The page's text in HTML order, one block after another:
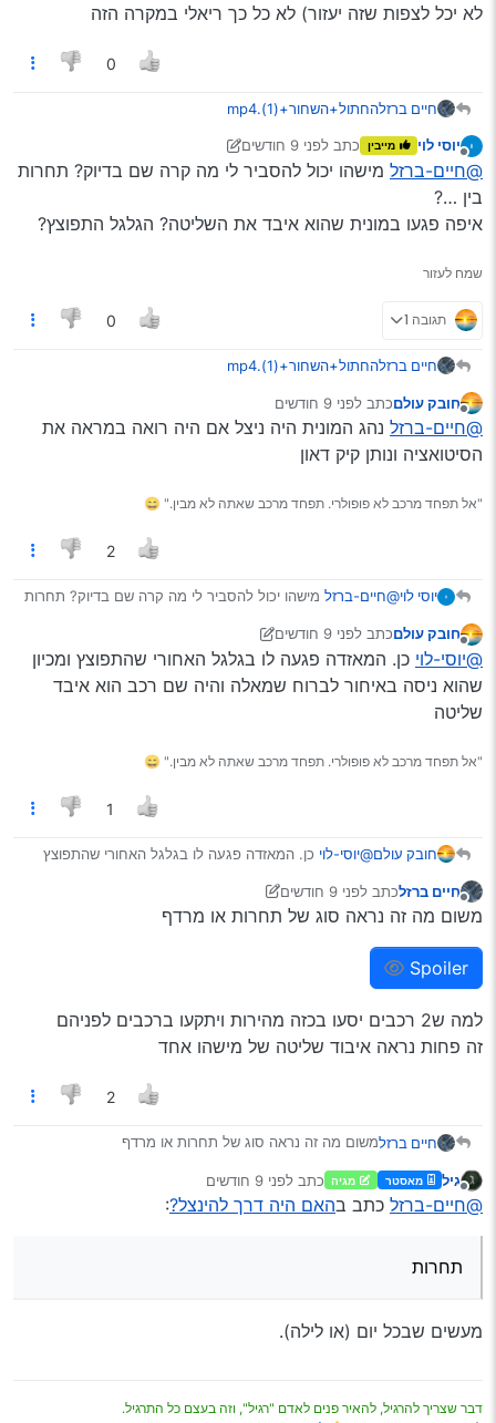
לא יכל לצפות שזה יעזור) לא כל כך ריאלי במקרה הזה
0
חיים ברזלהחתול+השחור+(1).mp4
להורדה
הציבור מוזמן לכתוב את המסקנות והלקחים שלו ממה
היה לנהגים שכאן איך לברוח מזה?
יוסי לוי מייבין כתב לפני 9 חודשים
נערך לאחרונה על ידי יוסי לוי
@חיים-ברזל מישהו יכול להסביר לי מה קרה שם בדיוק? תחרות
בין …?
איפה פגעו במונית שהוא איבד את השליטה? הגלגל התפוצץ?
שמח לעזור
תגובה 1 0
חיים ברזלהחתול+השחור+(1).mp4
להורדה
הציבור מוזמן לכתוב את המסקנות והלקחים שלו ממה
שרואים פה
מנותק
חובק עולםכתב לפני 9 חודשים
נערך לאחרונה על ידי
@חיים-ברזל נהג המונית היה ניצל אם היה רואה במראה את
הסיטואציה ונותן קיק דאון
"אל תפחד מרכב לא פופולרי. תפחד מרכב שאתה לא מבין." 😄
2
יוסי לוי@חיים-ברזל מישהו יכול להסביר לי מה קרה שם בדיוק? תחרות
איפה פגעו במונית שהוא איבד את השליטה? הגלגל התפוצץ?חובק עולםכתב לפני 9 חודשים
נערך לאחרונה על ידי חובק עולם
@יוסי-לוי כן. המאזדה פגעה לו בגלגל האחורי שהתפוצץ ומכיון
שהוא ניסה באיחור לברוח שמאלה והיה שם רכב הוא איבד
שליטה
"אל תפחד מרכב לא פופולרי. תפחד מרכב שאתה לא מבין." 😄
1
חובק עולם@יוסי-לוי כן. המאזדה פגעה לו בגלגל האחורי שהתפוצץ
איבד שליטה
מנותק
חיים ברזלכתב לפני 9 חודשים
נערך לאחרונה על ידי יוני
משום מה זה נראה סוג של תחרות או מרדף
Spoiler
למה ש2 רכבים יסעו בכזה מהירות ויתקעו ברכבים לפניהם
זה פחות נראה איבוד שליטה של מישהו אחד
2
חיים ברזלמשום מה זה נראה סוג של תחרות או מרדף
Spoiler מנותק
גיל מאסטר מגיה כתבלפני 9 חודשים
נערך לאחרונה על ידי
@חיים-ברזל כתב בהאם היה דרך להינצל?:
תחרות
מעשים שבכל יום (או לילה).
דבר שצריך להרגיל, להאיר פנים לאדם "רגיל", וזה בעצם כל התרגיל.